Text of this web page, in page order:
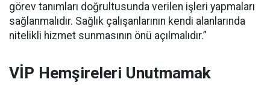
görev tanımları doğrultusunda verilen işleri yapmaları
sağlanmalıdır. Sağlık çalışanlarının kendi alanlarında
nitelikli hizmet sunmasının önü açılmalıdır.”
VİP Hemşireleri Unutmamak